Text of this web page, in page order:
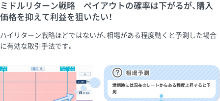
ミドルリターン戦略 ペイアウトの確率は下がるが、購入
価格を抑えて利益を狙いたい！
ハイリターン戦略ほどではないが、相場がある程度動くと予測した場合
に有効な取引手法です。